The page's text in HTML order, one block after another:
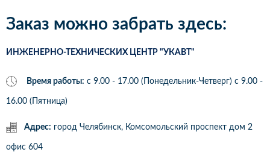
Заказ можно забрать здесь:
ИНЖЕНЕРНО-ТЕХНИЧЕСКИХ ЦЕНТР "УКАВТ"
Время работы: с 9.00 - 17.00 (Понедельник-Четверг) c 9.00 -
16.00 (Пятница)
Адрес: город Челябинск, Комсомольский проспект дом 2
офис 604